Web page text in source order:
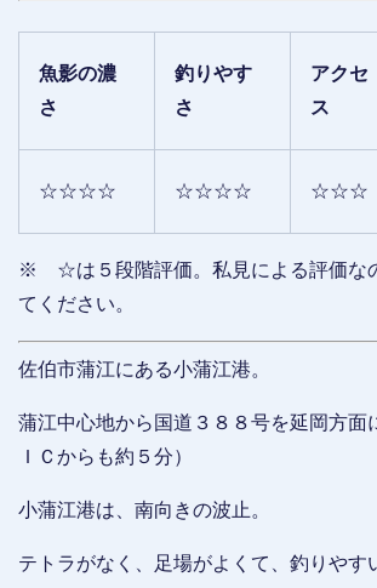
魚影の濃
さ
釣りやす
さ
アクセ
ス
☆☆☆☆ ☆☆☆☆ ☆☆☆
※ ☆は５段階評価。私見による評価な
てください。
佐伯市蒲江にある小蒲江港。
蒲江中心地から国道３８８号を延岡方面
ＩＣからも約５分）
小蒲江港は、南向きの波止。
テトラがなく、足場がよくて、釣りやす